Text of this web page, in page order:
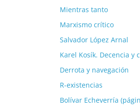
Mientras tanto
Marxismo crítico
Salvador López Arnal
Karel Kosík. Decencia y
Derrota y navegación
R-existencias
Bolívar Echeverría